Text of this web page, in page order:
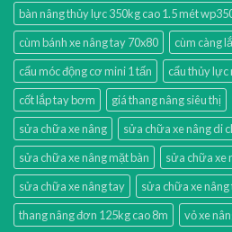
bàn nâng thủy lực 350kg cao 1.5 mét
cùm bánh xe nâng tay 70x80
cùm càng
cẩu móc động cơ mini 1 tấn
cẩu thủy lực
cốt lắp tay bơm
giá thang nâng siêu thị
sửa chữa xe nâng
sửa chữa xe nâng di
sửa chữa xe nâng mặt bàn
sửa chữa xe
sửa chữa xe nâng tay
sửa chữa xe nâng
thang nâng đơn 125kg cao 8m
vỏ xe